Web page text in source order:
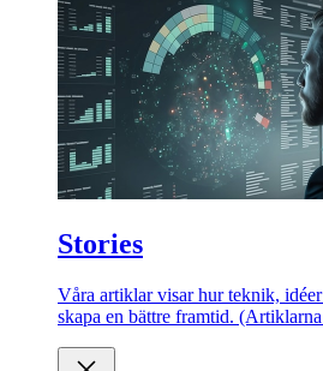
Stories
Våra artiklar visar hur teknik,
skapa en bättre framtid.